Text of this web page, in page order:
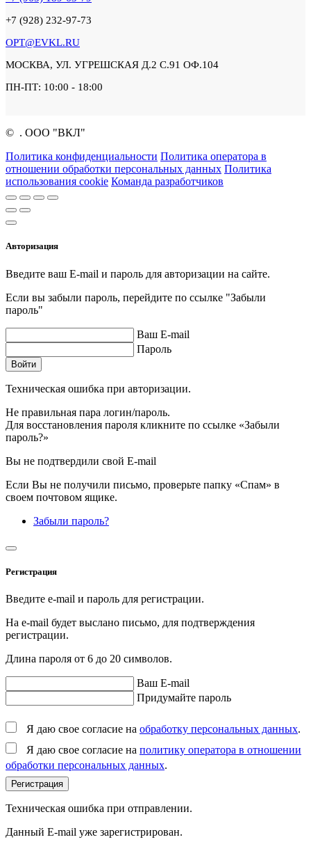
+7 (928) 232-97-73
OPT@EVKL.RU
МОСКВА, УЛ. УГРЕШСКАЯ Д.2 С.91 ОФ.104
ПН-ПТ: 10:00 - 18:00
© . ООО "ВКЛ"
Политика конфиденциальности Политика оператора в
отношении обработки персональных данных Политика
использования cookie Команда разработчиков
Авторизация
Введите ваш E-mail и пароль для авторизации на сайте.
Если вы забыли пароль, перейдите по ссылке "Забыли
пароль"
Ваш E-mail
Пароль
Войти
Техническая ошибка при авторизации.
Не правильная пара логин/пароль.
Для восстановления пароля кликните по ссылке «Забыли
пароль?»
Вы не подтвердили свой E-mail
Если Вы не получили письмо, проверьте папку «Спам» в
своем почтовом ящике.
Забыли пароль?
Регистрация
Введите e-mail и пароль для регистрации.
На e-mail будет выслано письмо, для подтверждения
регистрации.
Длина пароля от 6 до 20 символов.
Ваш E-mail
Придумайте пароль
Я даю свое согласие на обработку персональных данных.
Я даю свое согласие на политику оператора в отношении
обработки персональных данных.
Регистрация
Техническая ошибка при отправлении.
Данный E-mail уже зарегистрирован.